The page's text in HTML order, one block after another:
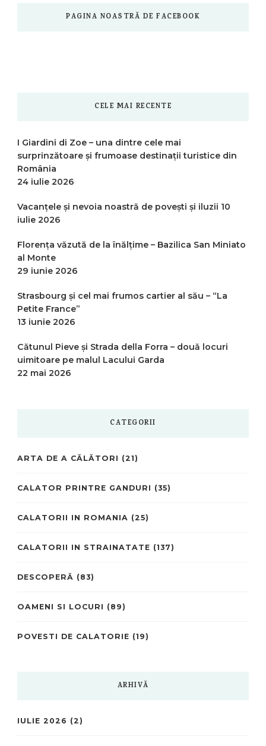
PAGINA NOASTRĂ DE FACEBOOK
CELE MAI RECENTE
I Giardini di Zoe – una dintre cele mai
surprinzătoare și frumoase destinații turistice din
România
24 iulie 2026
Vacanțele și nevoia noastră de povești și iluzii 10
iulie 2026
Florența văzută de la înălțime – Bazilica San Miniato
al Monte
29 iunie 2026
Strasbourg și cel mai frumos cartier al său – “La
Petite France”
13 iunie 2026
Cătunul Pieve și Strada della Forra – două locuri
uimitoare pe malul Lacului Garda
22 mai 2026
CATEGORII
ARTA DE A CĂLĂTORI (21)
CALATOR PRINTRE GANDURI (35)
CALATORII IN ROMANIA (25)
CALATORII IN STRAINATATE (137)
DESCOPERĂ (83)
OAMENI SI LOCURI (89)
POVESTI DE CALATORIE (19)
ARHIVĂ
IULIE 2026 (2)